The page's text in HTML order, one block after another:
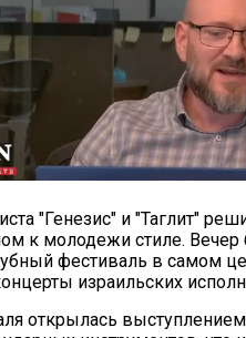
"Генезис" и "Таглит"
к молодежи стиле. Вечер
фестиваль в самом
израильских
открылась